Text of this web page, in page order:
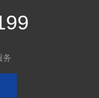
务